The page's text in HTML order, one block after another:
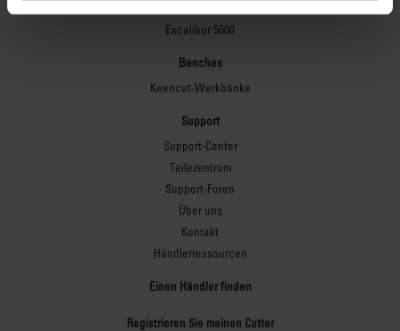
Excalibur 5000
Benches
Keencut-Werkbänke
Support
Support-Center
Teilezentrum
Support-Foren
Über uns
Kontakt
Händlerressourcen
Einen Händler finden
Registrieren Sie meinen Cutter